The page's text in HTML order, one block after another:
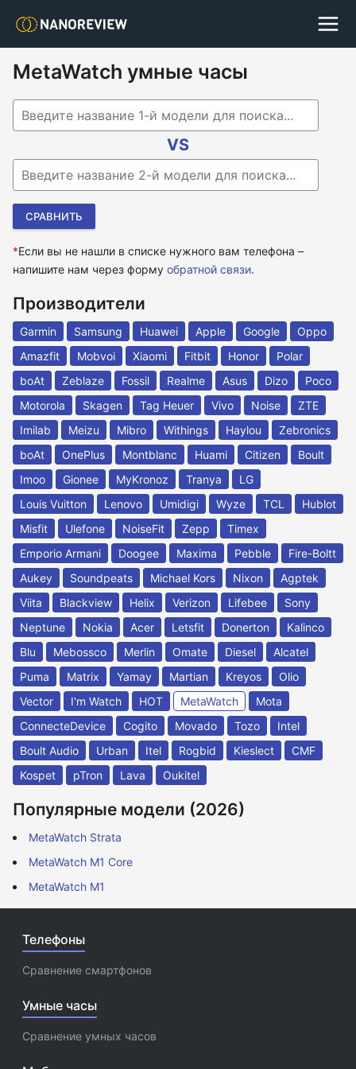
MetaWatch умные часы
VS
*Если вы не нашли в списке нужного вам телефона –
напишите нам через форму обратной связи.
Производители
Garmin Samsung Huawei Apple Google
Oppo
Amazfit
Mobvoi Xiaomi Fitbit Honor
Polar
boAt
Zeblaze Fossil Realme Asus Dizo
Poco
Motorola
Skagen Tag Heuer Vivo Noise
ZTE
Imilab
Meizu Mibro Withings Haylou
Zebronics
boAt
OnePlus Montblanc Huami Citizen
Boult
Imoo
Gionee MyKronoz Tranya
LG
Louis Vuitton
Lenovo Umidigi Wyze TCL
Hublot
Misfit
Ulefone NoiseFit Zepp
Timex
Emporio Armani
Doogee Maxima Pebble
Fire-Boltt
Aukey
Soundpeats Michael Kors Nixon
Agptek
Viita
Blackview Helix Verizon Lifebee
Sony
Neptune
Nokia Acer Letsfit Donerton
Kalinco
Blu
Mebossco Merlin Omate Diesel
Alcatel
Puma
Matrix Yamay Martian Kreyos
Olio
Vector
I'm Watch HOT MetaWatch
Mota
ConnecteDevice
Cogito Movado Tozo
Intel
Boult Audio
Urban Itel Rogbid Kieslect
CMF
Kospet
pTron Lava Oukitel
Популярные модели (2026)
MetaWatch Strata
MetaWatch M1 Core
MetaWatch M1
Телефоны
Сравнение смартфонов
Умные часы
Сравнение умных часов